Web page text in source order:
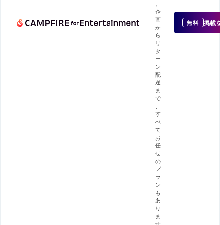
企
画
か
ら
リ
タ
ー
ン
配
送
ま
で
す
べ
て
お
任
せ
の
プ
ラ
ン
も
あ
り
ま
す
無料 掲載